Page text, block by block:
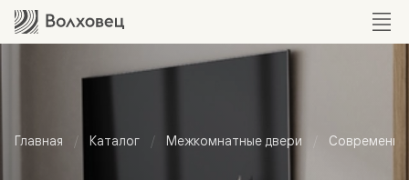
Главная Каталог Межкомнатные двери